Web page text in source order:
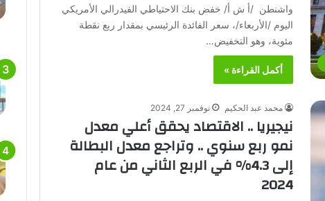
واشنطن /أ ش أ/ خفض بنك الاحتياطي الفيدرالي الأمريكي
اليوم /الأربعاء/، سعر الفائدة الرئيسي بمقدار ربع نقطة
مئوية، وهو التخفيض…
أكمل القراءة »
محمد عبد الحكيم نوفمبر 27, 2024
نيجيريا .. الاقتصاد يحقق أعلي معدل
نمو ربع سنوي .. وتراجع معدل البطالة
إلى 4.3% في الربع الثاني من عام
2024